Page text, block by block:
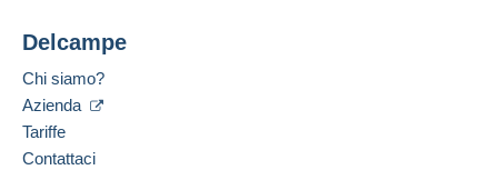
Delcampe
Chi siamo?
Azienda
Tariffe
Contattaci